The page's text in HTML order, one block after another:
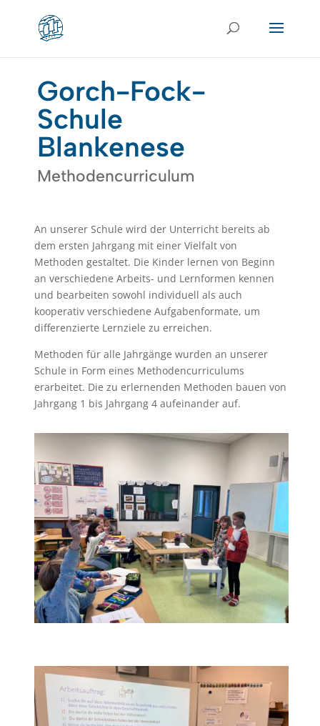
Gorch-Fock-
Schule
Blankenese
Methodencurriculum
An unserer Schule wird der Unterricht bereits ab
dem ersten Jahrgang mit einer Vielfalt von
Methoden gestaltet. Die Kinder lernen von Beginn
an verschiedene Arbeits- und Lernformen kennen
und bearbeiten sowohl individuell als auch
kooperativ verschiedene Aufgabenformate, um
differenzierte Lernziele zu erreichen.
Methoden für alle Jahrgänge wurden an unserer
Schule in Form eines Methodencurriculums
erarbeitet. Die zu erlernenden Methoden bauen von
Jahrgang 1 bis Jahrgang 4 aufeinander auf.